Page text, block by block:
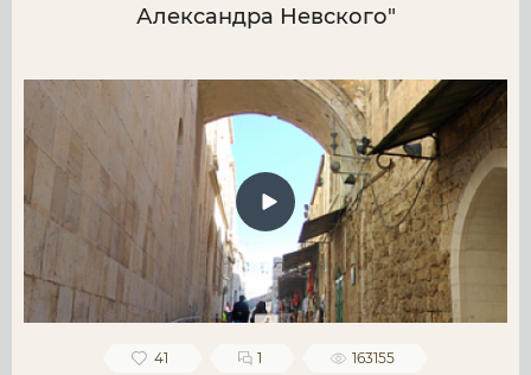
Александра Невского"
41 1 163155